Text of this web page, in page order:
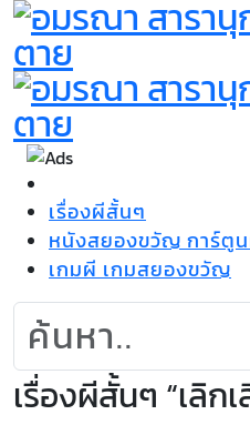
เรื่องผีสั้นๆ
หนังสยองขวัญ การ์ตู
เกมผี เกมสยองขวัญ
เรื่องผีสั้นๆ “เลิก